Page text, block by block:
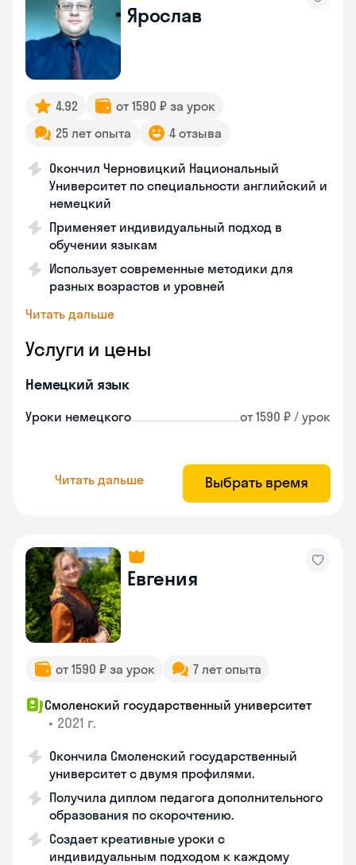
Ярослав
4.92
от 1590 ₽ за урок
25 лет опыта
4 отзыва
Окончил Черновицкий Национальный
Университет по специальности английский и
немецкий
Применяет индивидуальный подход в
обучении языкам
Использует современные методики для
разных возрастов и уровней
Читать дальше
Услуги и цены
Немецкий язык
Уроки немецкого от 1590 ₽ / урок
Читать дальше Выбрать время
Евгения
от 1590 ₽ за урок 7 лет опыта
Смоленский государственный университет
• 2021 г.
Окончила Смоленский государственный
университет с двумя профилями.
Получила диплом педагога дополнительного
образования по скорочтению.
Создает креативные уроки с
индивидуальным подходом к каждому